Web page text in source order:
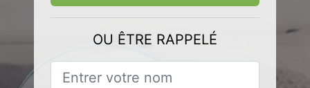
OU ÊTRE RAPPELÉ